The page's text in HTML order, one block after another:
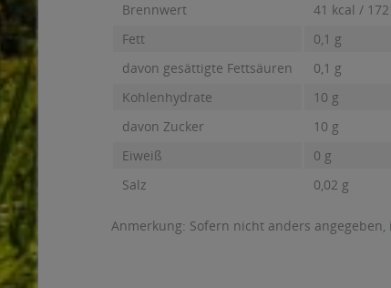
Brennwert
41 kcal / 172
Fett
0,1 g
davon gesättigte Fettsäuren
0,1 g
Kohlenhydrate
10 g
davon Zucker
10 g
Eiweiß
0 g
Salz
0,02 g
Anmerkung: Sofern nicht anders